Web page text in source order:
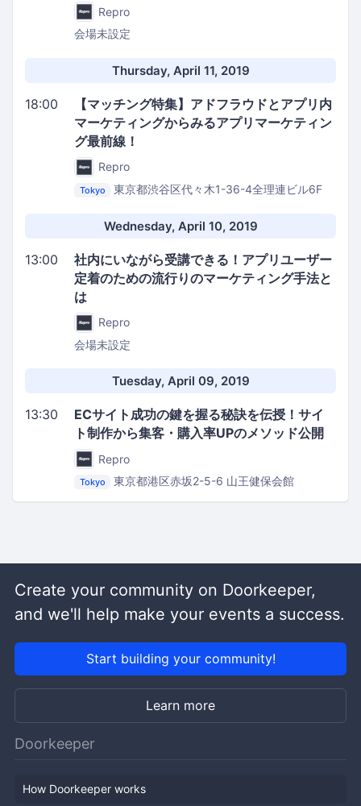
Repro
会場未設定
Thursday, April 11, 2019
18:00
【マッチング特集】アドフラウドとアプリ内
マーケティングからみるアプリマーケティン
グ最前線！
Repro
Tokyo
東京都渋谷区代々木1-36-4全理連ビル6F
Wednesday, April 10, 2019
13:00
社内にいながら受講できる！アプリユーザー
定着のための流行りのマーケティング手法と
は
Repro
会場未設定
Tuesday, April 09, 2019
13:30
ECサイト成功の鍵を握る秘訣を伝授！サイ
ト制作から集客・購入率UPのメソッド公開
Repro
Tokyo 東京都港区赤坂2-5-6 山王健保会館
Create your community on Doorkeeper,
and we'll help make your events a success.
Start building your community!
Learn more
Doorkeeper
How Doorkeeper works